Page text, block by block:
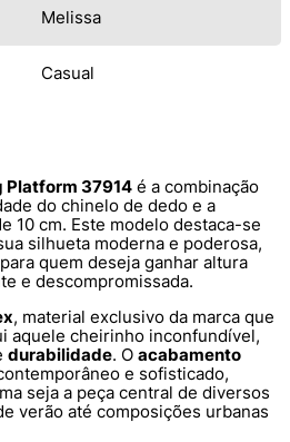
Melissa
Casual
Platform 37914 é a combinação
do chinelo de dedo e a
10 cm. Este modelo destaca-se
silhueta moderna e poderosa,
quem deseja ganhar altura
e descompromissada.
, material exclusivo da marca que
aquele cheirinho inconfundível,
durabilidade. O acabamento
e sofisticado,
seja a peça central de diversos
verão até composições urbanas